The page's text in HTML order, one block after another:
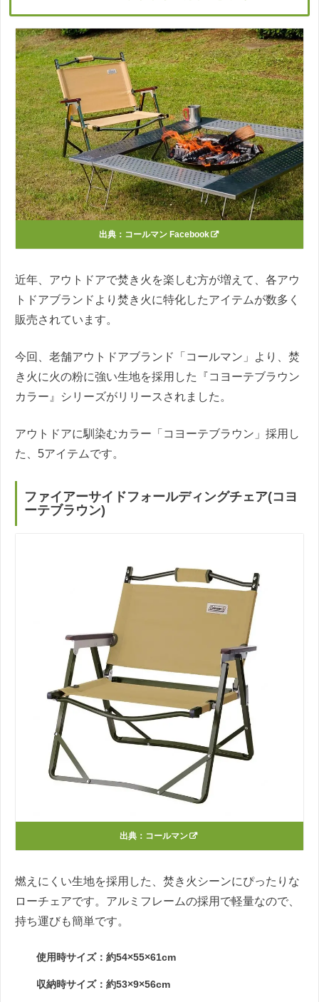
出典： コールマン Facebook
近年、アウトドアで焚き火を楽しむ方が増えて、各アウ
トドアブランドより焚き火に特化したアイテムが数多く
販売されています。
今回、老舗アウトドアブランド「コールマン」より、焚
き火に火の粉に強い生地を採用した『コヨーテブラウン
カラー』シリーズがリリースされました。
アウトドアに馴染むカラー「コヨーテブラウン」採用し
た、5アイテムです。
ファイアーサイドフォールディングチェア(コヨ
ーテブラウン)
出典： コールマン
燃えにくい生地を採用した、焚き火シーンにぴったりな
ローチェアです。アルミフレームの採用で軽量なので、
持ち運びも簡単です。
使用時サイズ：約54×55×61cm
収納時サイズ：約53×9×56cm